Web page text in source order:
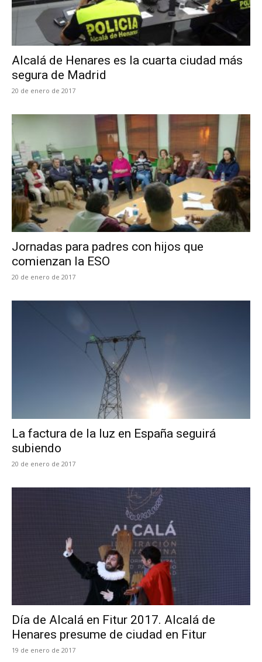
Alcalá de Henares es la cuarta ciudad más
segura de Madrid
20 de enero de 2017
Jornadas para padres con hijos que
comienzan la ESO
20 de enero de 2017
La factura de la luz en España seguirá
subiendo
20 de enero de 2017
Día de Alcalá en Fitur 2017. Alcalá de
Henares presume de ciudad en Fitur
19 de enero de 2017